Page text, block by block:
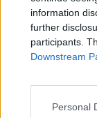
information
further
participants.
Downstream
Personal